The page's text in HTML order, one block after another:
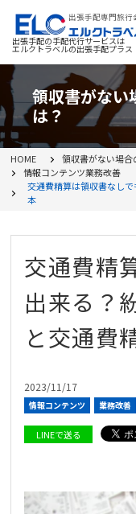
出張手配専門旅行
出張手配の手配代行サービスは
エルクトラベルの出張手配プラス
領収書がない
は？
HOME
領収書がない場合
情報コンテンツ業務改善
交通費精算は領収書なし
本
交通費精
出来る？
と交通費
2023/11/17
情報コンテンツ 業務改善
LINEで送る